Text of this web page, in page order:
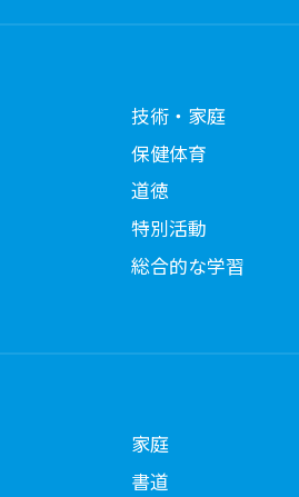
技術・家庭
保健体育
道徳
特別活動
総合的な学習
家庭
書道